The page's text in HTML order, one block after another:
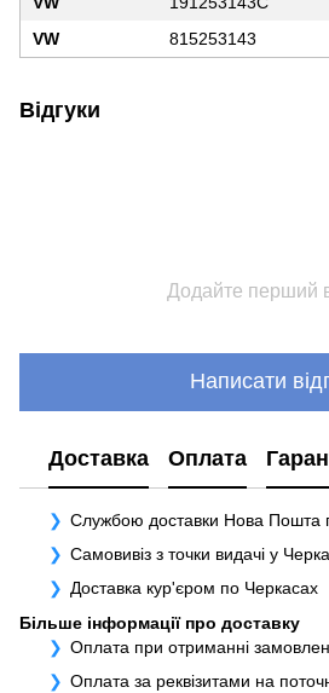
VW
815253143
Відгуки
Додайте перший
Написати
Доставка Оплата
Службою доставки Нова Пошта
Самовивіз з точки видачі у
Доставка кур'єром по Черкасах
Більше інформації про доставку
Оплата при отриманні
Оплата за реквізитами на